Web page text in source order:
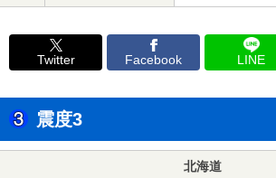
Twitter Facebook LINE
震度3
北海道